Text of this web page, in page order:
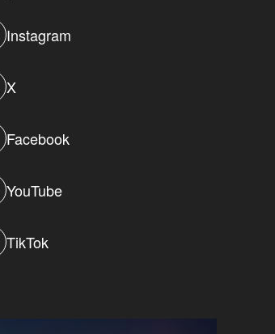
Instagram
X
Facebook
YouTube
TikTok